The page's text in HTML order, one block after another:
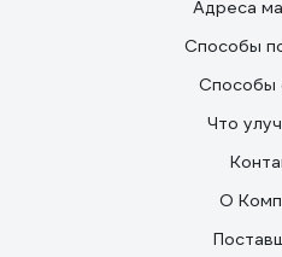
Адреса
Способы
Способы
Что
О